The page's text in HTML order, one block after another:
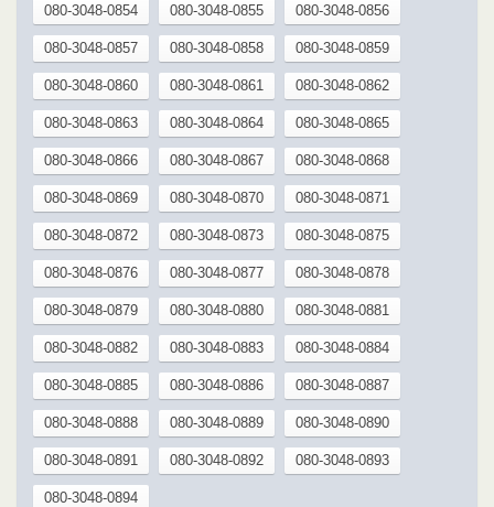
080-3048-0854 080-3048-0855 080-3048-0856
080-3048-0857 080-3048-0858 080-3048-0859
080-3048-0860 080-3048-0861 080-3048-0862
080-3048-0863 080-3048-0864 080-3048-0865
080-3048-0866 080-3048-0867 080-3048-0868
080-3048-0869 080-3048-0870 080-3048-0871
080-3048-0872 080-3048-0873 080-3048-0875
080-3048-0876 080-3048-0877 080-3048-0878
080-3048-0879 080-3048-0880 080-3048-0881
080-3048-0882 080-3048-0883 080-3048-0884
080-3048-0885 080-3048-0886 080-3048-0887
080-3048-0888 080-3048-0889 080-3048-0890
080-3048-0891 080-3048-0892 080-3048-0893
080-3048-0894